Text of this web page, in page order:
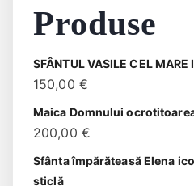
Produse
SFÂNTUL VASILE CEL MARE
150,00 €
Maica Domnului
200,00 €
Sfânta împărăteasă Elena
sticlă